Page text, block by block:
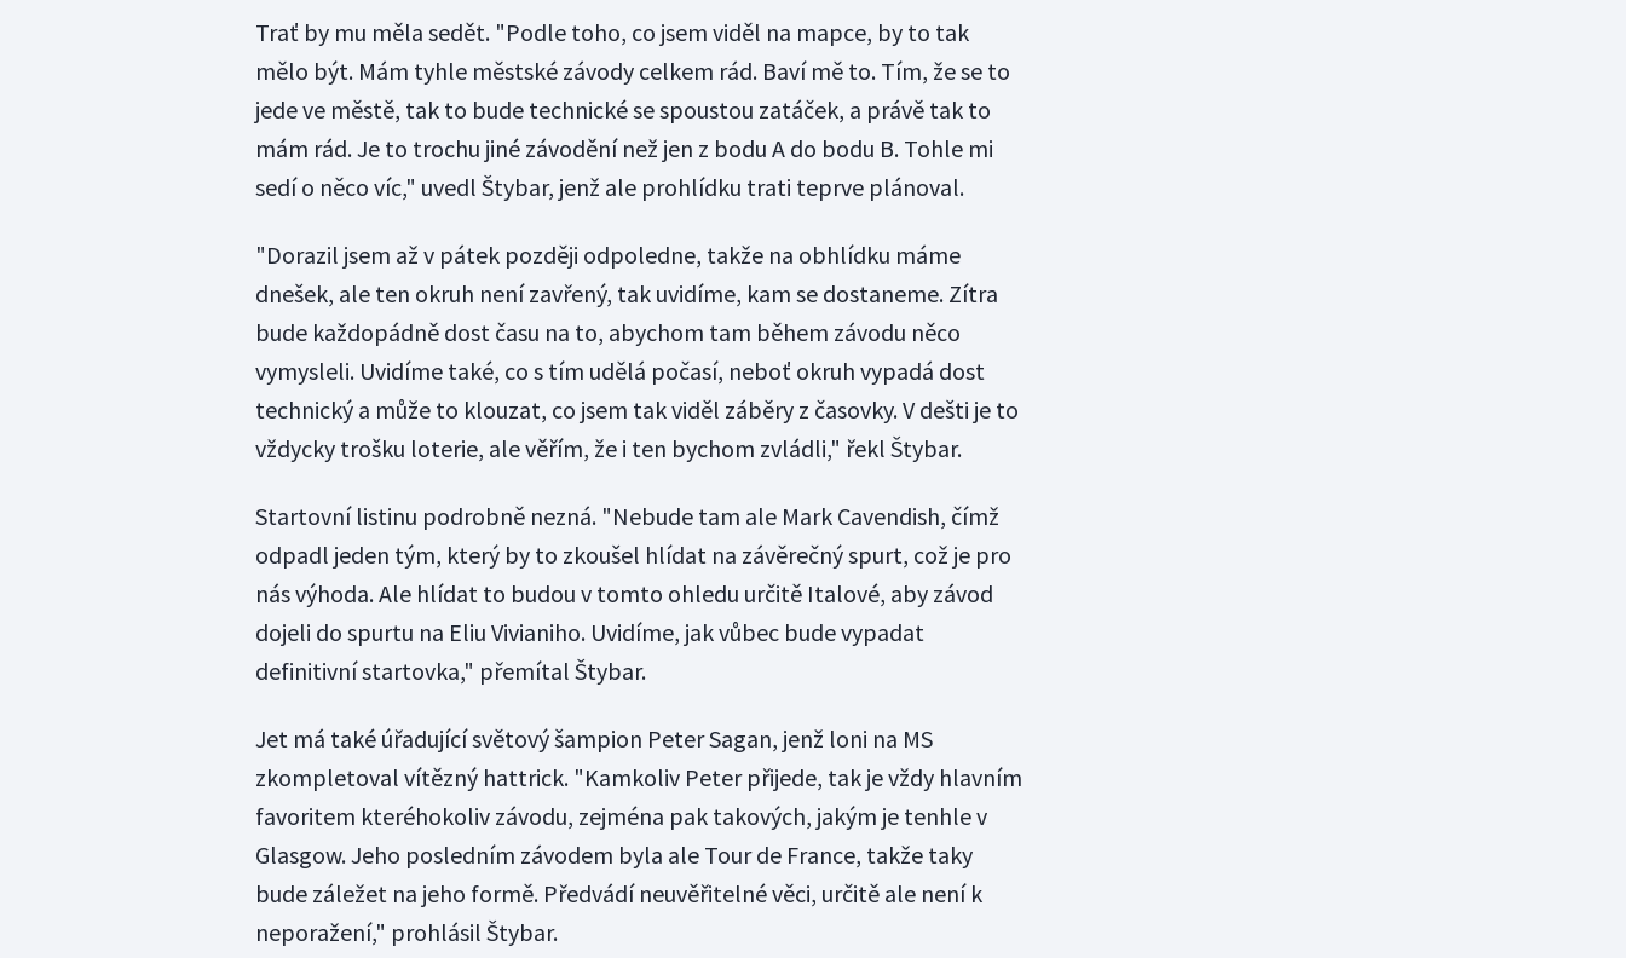
Trať by mu měla sedět. "Podle toho, co jsem viděl na mapce, by to tak
mělo být. Mám tyhle městské závody celkem rád. Baví mě to. Tím, že se to
jede ve městě, tak to bude technické se spoustou zatáček, a právě tak to
mám rád. Je to trochu jiné závodění než jen z bodu A do bodu B. Tohle mi
sedí o něco víc," uvedl Štybar, jenž ale prohlídku trati teprve plánoval.
"Dorazil jsem až v pátek později odpoledne, takže na obhlídku máme
dnešek, ale ten okruh není zavřený, tak uvidíme, kam se dostaneme. Zítra
bude každopádně dost času na to, abychom tam během závodu něco
vymysleli. Uvidíme také, co s tím udělá počasí, neboť okruh vypadá dost
technický a může to klouzat, co jsem tak viděl záběry z časovky. V dešti je to
vždycky trošku loterie, ale věřím, že i ten bychom zvládli," řekl Štybar.
Startovní listinu podrobně nezná. "Nebude tam ale Mark Cavendish, čímž
odpadl jeden tým, který by to zkoušel hlídat na závěrečný spurt, což je pro
nás výhoda. Ale hlídat to budou v tomto ohledu určitě Italové, aby závod
dojeli do spurtu na Eliu Vivianiho. Uvidíme, jak vůbec bude vypadat
definitivní startovka," přemítal Štybar.
Jet má také úřadující světový šampion Peter Sagan, jenž loni na MS
zkompletoval vítězný hattrick. "Kamkoliv Peter přijede, tak je vždy hlavním
favoritem kteréhokoliv závodu, zejména pak takových, jakým je tenhle v
Glasgow. Jeho posledním závodem byla ale Tour de France, takže taky
bude záležet na jeho formě. Předvádí neuvěřitelné věci, určitě ale není k
neporažení," prohlásil Štybar.